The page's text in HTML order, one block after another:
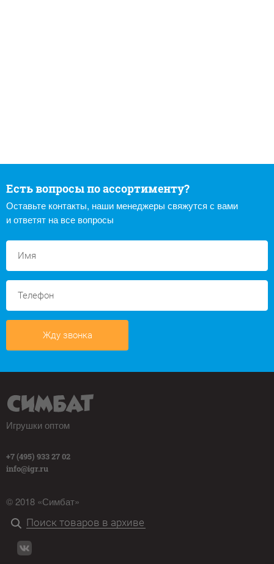
Есть вопросы по ассортименту?
Оставьте контакты, наши менеджеры свяжутся с вами
и ответят на все вопросы
Жду звонка
Игрушки оптом
+7 (495) 933 27 02
info@igr.ru
© 2018 «Симбат»